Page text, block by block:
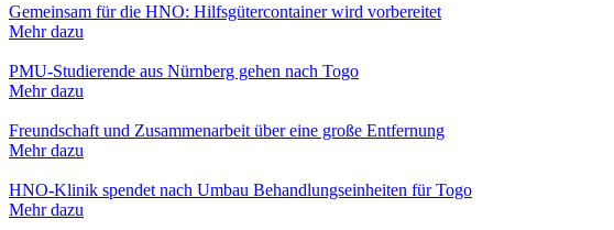
Gemeinsam für die HNO: Hilfsgütercontainer wird vorbereitet
Mehr dazu
PMU-Studierende aus Nürnberg gehen nach Togo
Mehr dazu
Freundschaft und Zusammenarbeit über eine große Entfernung
Mehr dazu
HNO-Klinik spendet nach Umbau Behandlungseinheiten für Togo
Mehr dazu